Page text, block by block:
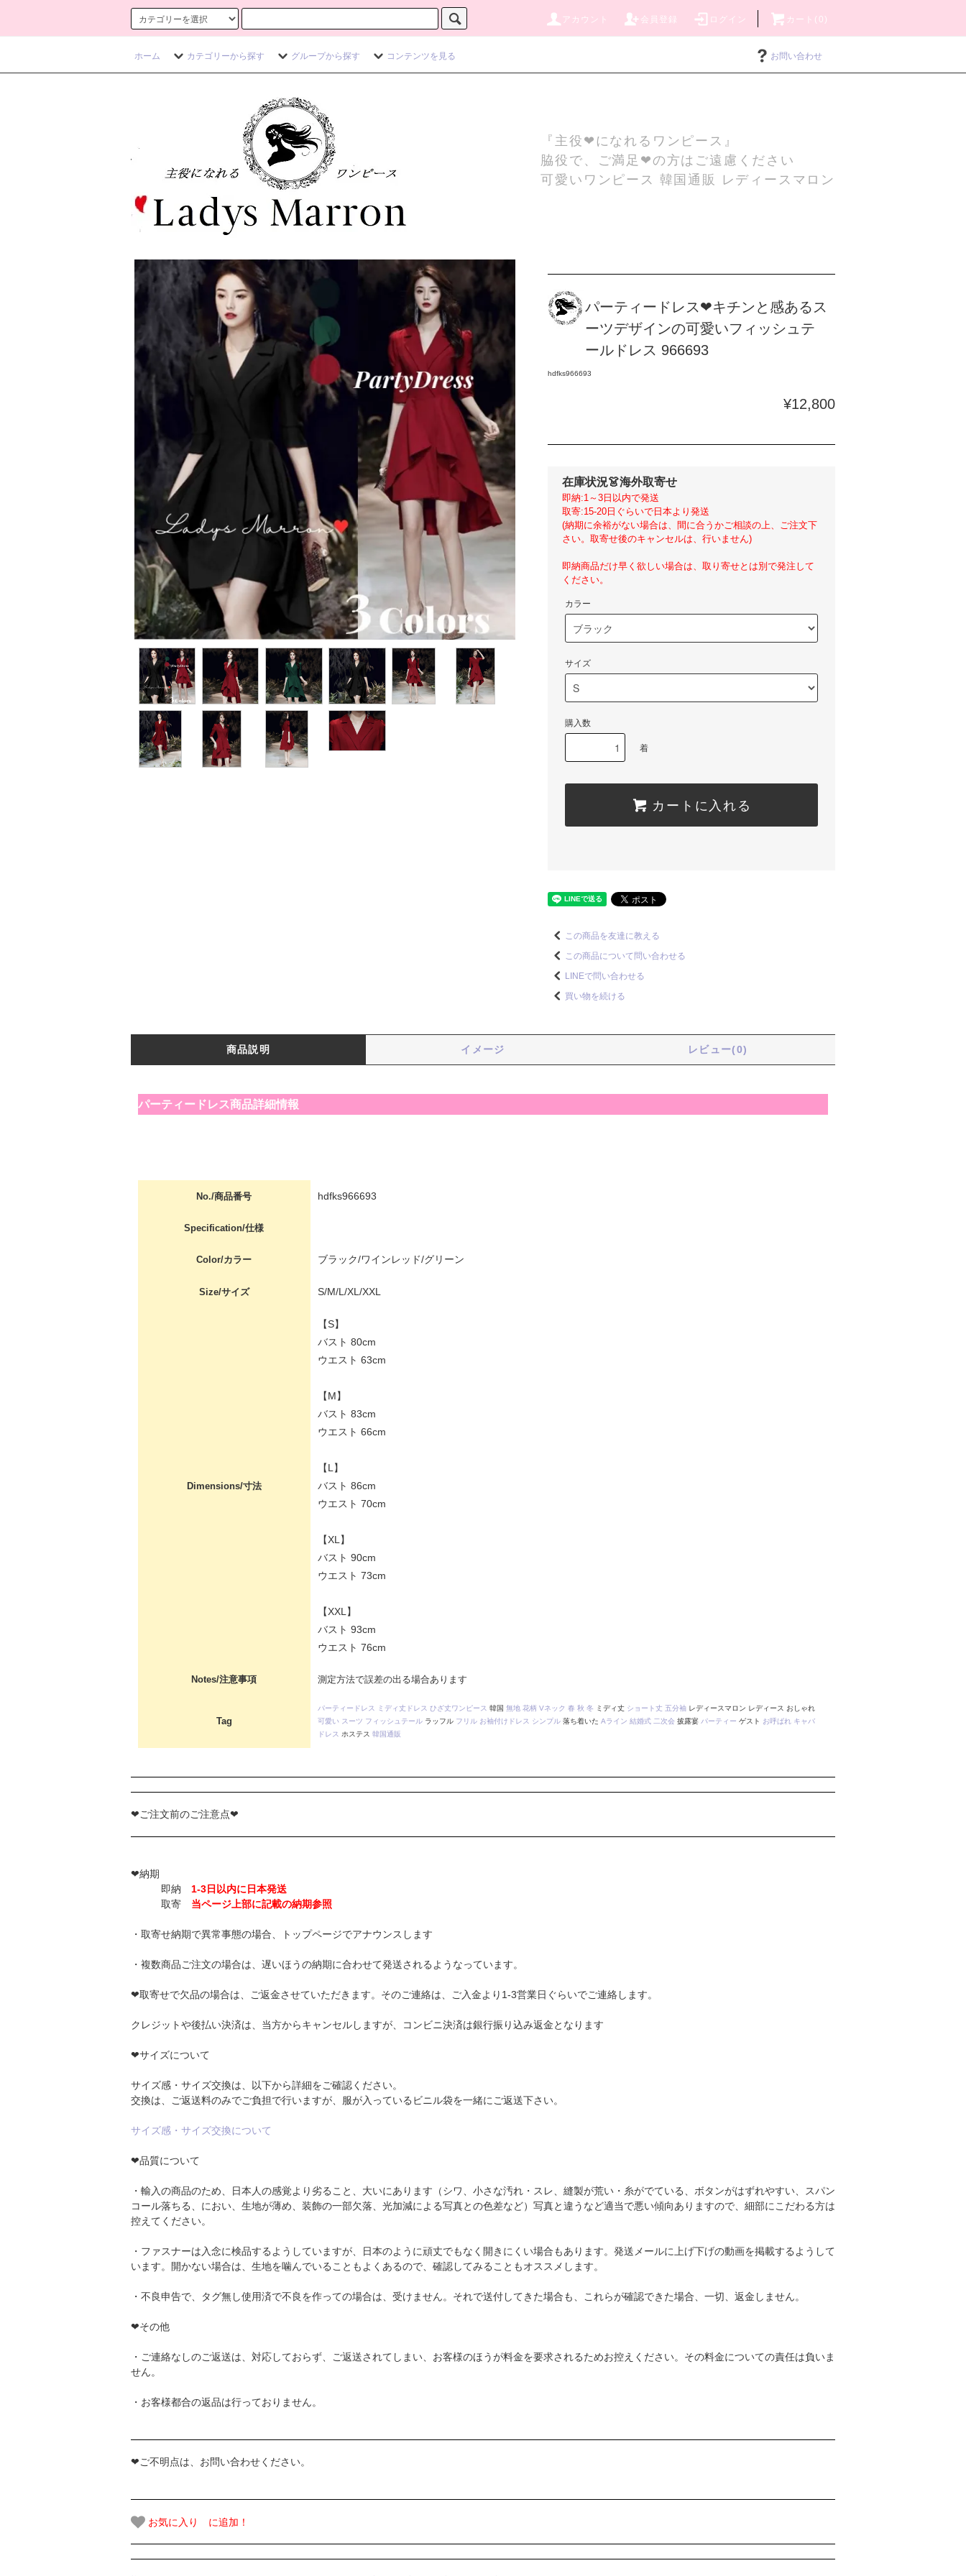
アカウント 会員登録 ログイン カート(0)
ホーム カテゴリーから探す グループから探す コンテンツを見る お問い合わせ
『主役❤になれるワンピース』
脇役で、ご満足❤の方はご遠慮ください
可愛いワンピース 韓国通販 レディースマロン
パーティードレス❤キチンと感あるス
ーツデザインの可愛いフィッシュテ
ールドレス 966693
hdfks966693
¥12,800
在庫状況👗海外取寄せ
即納:1～3日以内で発送
取寄:15-20日ぐらいで日本より発送
(納期に余裕がない場合は、間に合うかご相談の上、ご注文下
さい。取寄せ後のキャンセルは、行いません)
即納商品だけ早く欲しい場合は、取り寄せとは別で発注して
ください。
カラー
サイズ
購入数
着
カートに入れる
この商品を友達に教える
この商品について問い合わせる
LINEで問い合わせる
買い物を続ける
商品説明 イメージ レビュー(0)
パーティードレス商品詳細情報
No./商品番号 hdfks966693
Specification/仕様
Color/カラー ブラック/ワインレッド/グリーン
Size/サイズ S/M/L/XL/XXL
Dimensions/寸法
【S】
バスト 80cm
ウエスト 63cm
【M】
バスト 83cm
ウエスト 66cm
【L】
バスト 86cm
ウエスト 70cm
【XL】
バスト 90cm
ウエスト 73cm
【XXL】
バスト 93cm
ウエスト 76cm
Notes/注意事項 測定方法で誤差の出る場合あります
Tag
パーティードレス ミディ丈ドレス ひざ丈ワンピース 韓国 無地 花柄 Vネック 春 秋 冬 ミディ丈 ショート丈 五分袖レディースマロン レディース おしゃれ
可愛い スーツ フィッシュテールラッフル フリル お袖付けドレス シンプル落ち着いた Aライン 結婚式 二次会披露宴 パーティー ゲスト お呼ばれ キャバ
ドレス ホステス 韓国通販
❤ご注文前のご注意点❤
❤納期
即納 1-3日以内に日本発送
取寄 当ページ上部に記載の納期参照
・取寄せ納期で異常事態の場合、トップページでアナウンスします
・複数商品ご注文の場合は、遅いほうの納期に合わせて発送されるようなっています。
❤取寄せで欠品の場合は、ご返金させていただきます。そのご連絡は、ご入金より1-3営業日ぐらいでご連絡します。
クレジットや後払い決済は、当方からキャンセルしますが、コンビニ決済は銀行振り込み返金となります
❤サイズについて
サイズ感・サイズ交換は、以下から詳細をご確認ください。
交換は、ご返送料のみでご負担で行いますが、服が入っているビニル袋を一緒にご返送下さい。
サイズ感・サイズ交換について
❤品質について
・輸入の商品のため、日本人の感覚より劣ること、大いにあります（シワ、小さな汚れ・スレ、縫製が荒い・糸がでている、ボタンがはずれやすい、スパン
コール落ちる、におい、生地が薄め、装飾の一部欠落、光加減による写真との色差など）写真と違うなど適当で悪い傾向ありますので、細部にこだわる方は
控えてください。
・ファスナーは入念に検品するようしていますが、日本のように頑丈でもなく開きにくい場合もあります。発送メールに上げ下げの動画を掲載するようして
います。開かない場合は、生地を噛んでいることもよくあるので、確認してみることもオススメします。
・不良申告で、タグ無し使用済で不良を作っての場合は、受けません。それで送付してきた場合も、これらが確認できた場合、一切、返金しません。
❤その他
・ご連絡なしのご返送は、対応しておらず、ご返送されてしまい、お客様のほうが料金を要求されるためお控えください。その料金についての責任は負いま
せん。
・お客様都合の返品は行っておりません。
❤ご不明点は、お問い合わせください。
お気に入り に追加！